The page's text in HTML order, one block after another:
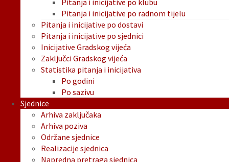
Pitanja i inicijative po klubu
Pitanja i inicijative po radnom tijelu
Pitanja i inicijative po dostavi
Pitanja i inicijative po sjednici
Inicijative Gradskog vijeća
Zaključci Gradskog vijeća
Statistika pitanja i inicijativa
Po godini
Po sazivu
Sjednice
Arhiva zaključaka
Arhiva poziva
Održane sjednice
Realizacije sjednica
Napredna pretraga sjednica